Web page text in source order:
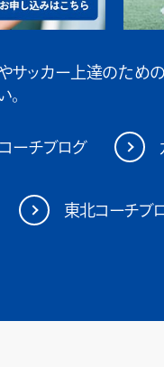
ッカー上達のため
。
ーチブログ
東北コーチブ